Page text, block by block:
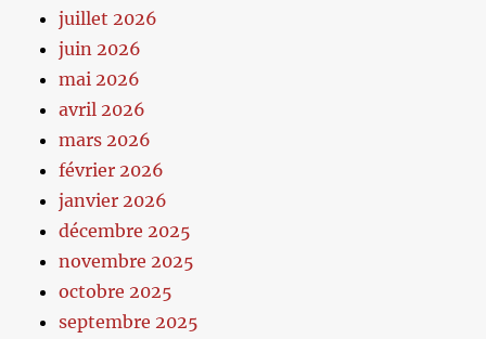
juillet 2026
juin 2026
mai 2026
avril 2026
mars 2026
février 2026
janvier 2026
décembre 2025
novembre 2025
octobre 2025
septembre 2025